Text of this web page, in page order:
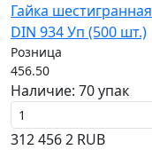
Гайка
DIN 934 Уп (500 шт.)
Розница
456.50
Наличие: 70 упак
3124562 RUB